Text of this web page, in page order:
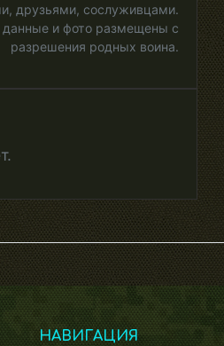
друзьями, сослуживцами.
и фото размещены с
разрешения родных воина.
НАВИГАЦИЯ